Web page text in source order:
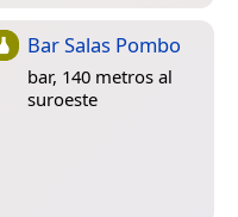
Bar Salas Pombo
bar, 140 metros al
suroeste